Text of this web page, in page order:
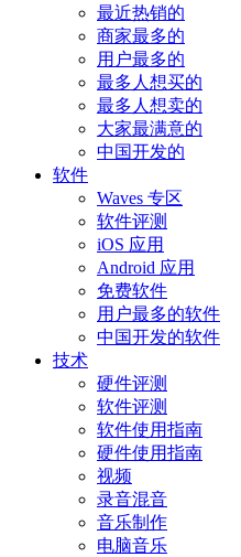
最近热销的
商家最多的
用户最多的
最多人想买的
最多人想卖的
大家最满意的
中国开发的
软件
Waves 专区
软件评测
iOS 应用
Android 应用
免费软件
用户最多的软件
中国开发的软件
技术
硬件评测
软件评测
软件使用指南
硬件使用指南
视频
录音混音
音乐制作
电脑音乐